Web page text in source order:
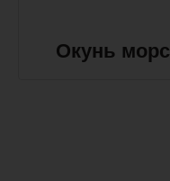
Окунь